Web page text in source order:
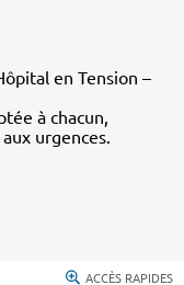
en Tension –
à chacun,
urgences.
ACCÈS RAPIDES